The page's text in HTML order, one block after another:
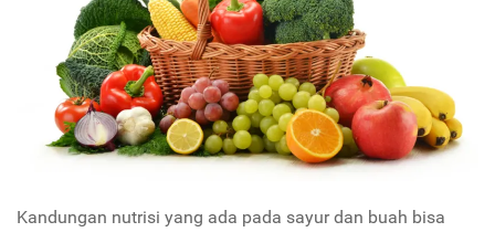
Kandungan nutrisi yang ada pada sayur dan buah bisa